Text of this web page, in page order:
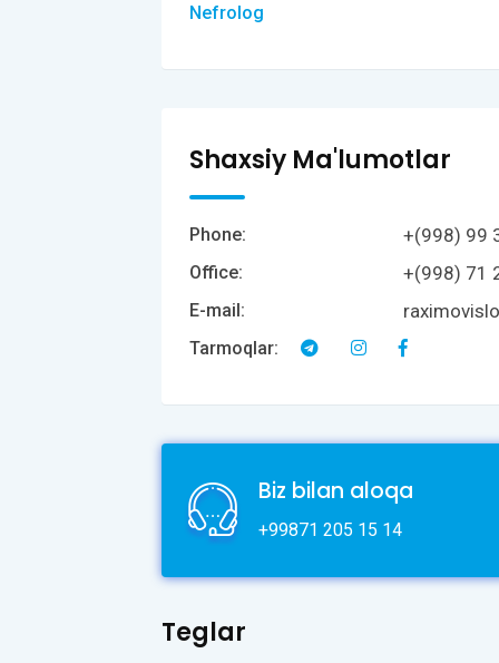
Nefrolog
Shaxsiy Ma'lumotlar
Phone: +(998) 99
Office: +(998) 71
E-mail:
Tarmoqlar:
Biz bilan aloqa
+99871 205 15 14
Teglar